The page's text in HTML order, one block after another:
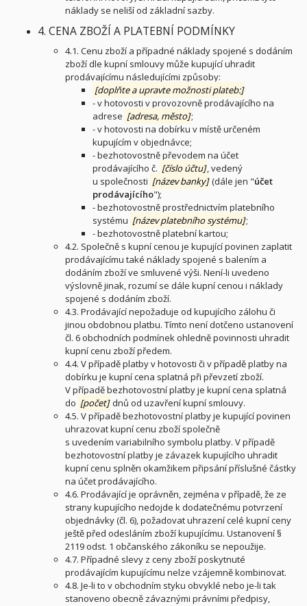
náklady se neliší od základní sazby.
4. CENA ZBOŽÍ A PLATEBNÍ PODMÍNKY
4.1. Cenu zboží a případné náklady spojené s dodáním
zboží dle kupní smlouvy může kupující uhradit
prodávajícímu následujícími způsoby:
[doplňte a upravte možnosti plateb:]
- v hotovosti v provozovně prodávajícího na
adrese [adresa, město];
- v hotovosti na dobírku v místě určeném
kupujícím v objednávce;
- bezhotovostně převodem na účet
prodávajícího č. [číslo účtu], vedený
u společnosti [název banky] (dále jen "účet
prodávajícího");
- bezhotovostně prostřednictvím platebního
systému [název platebního systému];
- bezhotovostně platební kartou;
4.2. Společně s kupní cenou je kupující povinen zaplatit
prodávajícímu také náklady spojené s balením a
dodáním zboží ve smluvené výši. Není-li uvedeno
výslovně jinak, rozumí se dále kupní cenou i náklady
spojené s dodáním zboží.
4.3. Prodávající nepožaduje od kupujícího zálohu či
jinou obdobnou platbu. Tímto není dotčeno ustanovení
čl. 6 obchodních podmínek ohledně povinnosti uhradit
kupní cenu zboží předem.
4.4. V případě platby v hotovosti či v případě platby na
dobírku je kupní cena splatná při převzetí zboží.
V případě bezhotovostní platby je kupní cena splatná
do [počet] dnů od uzavření kupní smlouvy.
4.5. V případě bezhotovostní platby je kupující povinen
uhrazovat kupní cenu zboží společně
s uvedením variabilního symbolu platby. V případě
bezhotovostní platby je závazek kupujícího uhradit
kupní cenu splněn okamžikem připsání příslušné částky
na účet prodávajícího.
4.6. Prodávající je oprávněn, zejména v případě, že ze
strany kupujícího nedojde k dodatečnému potvrzení
objednávky (čl. 6), požadovat uhrazení celé kupní ceny
ještě před odesláním zboží kupujícímu. Ustanovení §
2119 odst. 1 občanského zákoníku se nepoužije.
4.7. Případné slevy z ceny zboží poskytnuté
prodávajícím kupujícímu nelze vzájemně kombinovat.
4.8. Je-li to v obchodním styku obvyklé nebo je-li tak
stanoveno obecně závaznými právními předpisy,